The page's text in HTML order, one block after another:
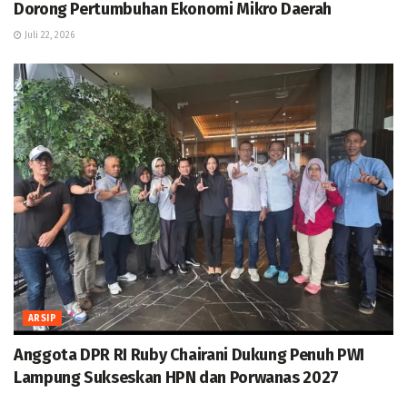
Dorong Pertumbuhan Ekonomi Mikro Daerah
Juli 22, 2026
ARSIP
Anggota DPR RI Ruby Chairani Dukung Penuh PWI
Lampung Sukseskan HPN dan Porwanas 2027